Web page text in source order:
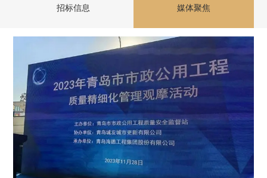
招标信息 媒体聚焦